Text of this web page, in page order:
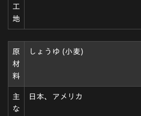
工
地
原
材
料
しょうゆ (小麦)
主
な
日本、アメリカ